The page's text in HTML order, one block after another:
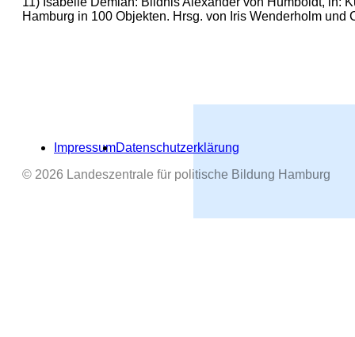
Hamburg in 100 Objekten. Hrsg. von Iris Wenderholm
ImpressumDatenschutzerklärung
© 2026 Landeszentrale für politische Bildung Hamburg